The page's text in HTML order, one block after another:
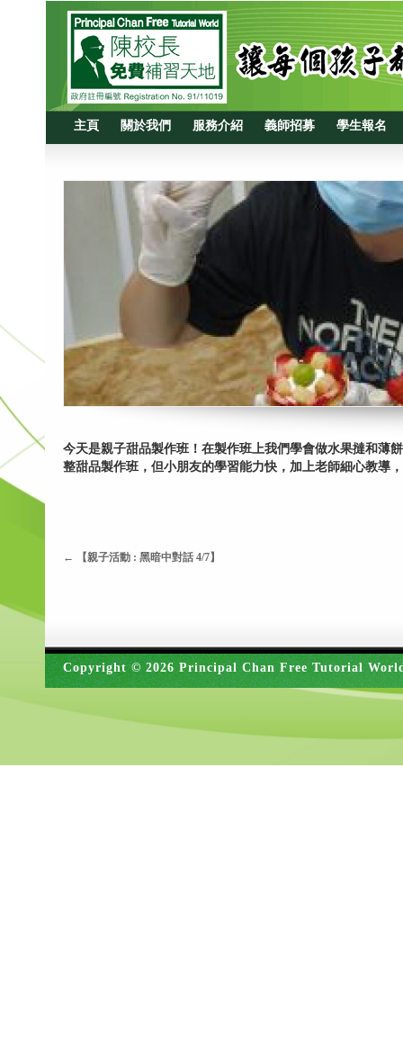
主頁 關於我們 服務介紹 義師招募 學生報名
今天是親子甜品製作班！在製作班上我們學會做水果撻和薄
整甜品製作班，但小朋友的學習能力快，加上老師細心教導
← 【親子活動 : 黑暗中對話 4/7】
Copyright © 2026 Principal Chan Free Tutorial